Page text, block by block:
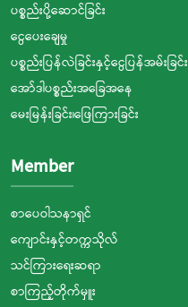
ပစ္စည်းပို့ဆောင်ခြင်း
ငွေပေးချေမှု
ပစ္စည်းပြန်လဲခြင်းနှင့်ငွေပြန်အမ်းခြင်း
အော်ဒါပစ္စည်းအခြေအနေ
မေးမြန်းခြင်း၊ဖြေကြားခြင်း
Member
စာပေဝါသနာရှင်
ကျောင်းနှင့်တက္ကသိုလ်
သင်ကြားရေးဆရာ
စာကြည့်တိုက်မှူး